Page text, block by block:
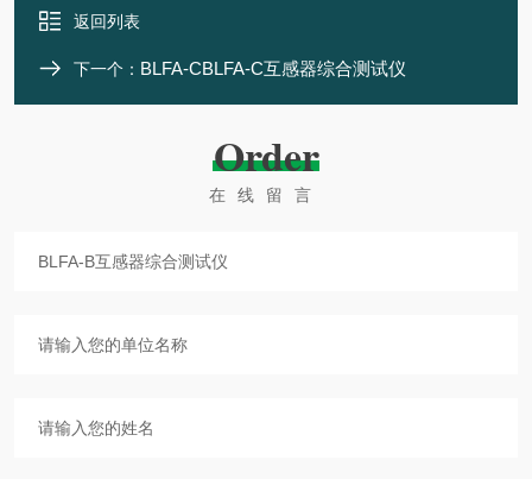
返回列表
下一个： BLFA-CBLFA-C互感器综合测试仪
Order
在线留言